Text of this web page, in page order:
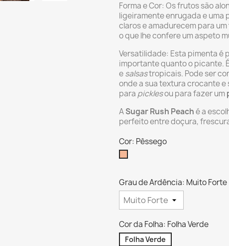
Forma e Cor: Os frutos são
ligeiramente enrugada e uma
claros e amadurecem para um
o que lhe confere um aspeto
Versatilidade: Esta pimenta é
importante quanto o picante.
esalsastropicais. Pode ser
onde a sua textura crocante e
para picklesou para fazer um
ASugar Rush Peaché a
perfeito entre doçura,
Cor: Pêssego
Grau de Ardência: Muito Forte
Cor da Folha: Folha Verde
Folha Verde